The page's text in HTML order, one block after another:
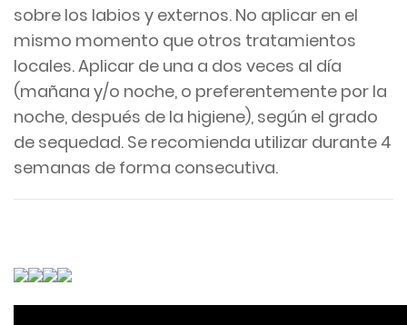
sobre los labios y externos. No aplicar en el
mismo momento que otros tratamientos
locales. Aplicar de una a dos veces al día
(mañana y/o noche, o preferentemente por la
noche, después de la higiene), según el grado
de sequedad. Se recomienda utilizar durante 4
semanas de forma consecutiva.